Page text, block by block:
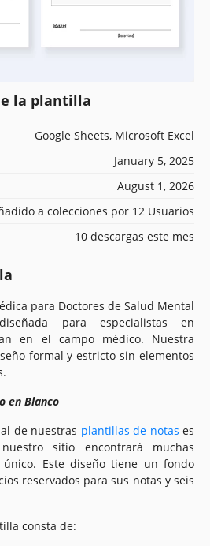
la plantilla
Google Sheets, Microsoft Excel
January 5, 2025
August 1, 2026
a colecciones por 12 Usuarios
10 descargas este mes
para Doctores de Salud Mental
para especialistas en
en el campo médico. Nuestra
formal y estricto sin elementos
en Blanco
de nuestras plantillas de notas es
sitio encontrará muchas
Este diseño tiene un fondo
reservados para sus notas y seis
consta de: